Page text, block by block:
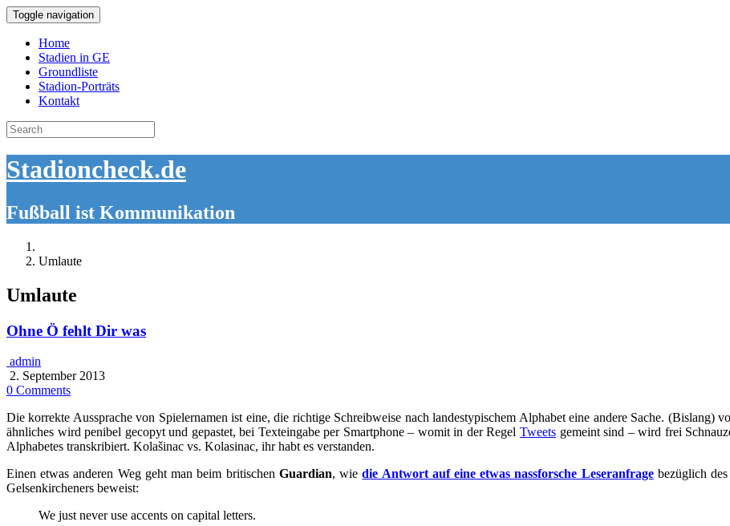
Toggle navigation
Home
Stadien in GE
Groundliste
Stadion-Porträts
Kontakt
Search
for:
Stadioncheck.de
Fußball ist Kommunikation
Umlaute
Umlaute
Ohne Ö fehlt Dir was
admin
2. September 2013
0 Comments
Die korrekte Aussprache von Spielernamen ist eine, die richtige Schreibweise nach landestypischem Alphabet eine andere Sache. (Bislang)
ähnliches wird penibel gecopyt und gepastet, bei Texteingabe per Smartphone – womit in der Regel Tweets gemeint sind – wird frei
Alphabetes transkribiert. Kolašinac vs. Kolasinac, ihr habt es verstanden.
Einen etwas anderen Weg geht man beim britischen Guardian, wiedie Antwort auf eine etwas nassforsche Leseranfragebezüglich des
Gelsenkircheners beweist:
We just never use accents on capital letters.